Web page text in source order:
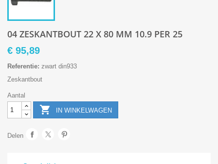
04 ZESKANTBOUT 22 X 80 MM 10.9 PER 25
€ 95,89
Referentie: zwart din933
Zeskantbout
Aantal
 IN WINKELWAGEN
Delen